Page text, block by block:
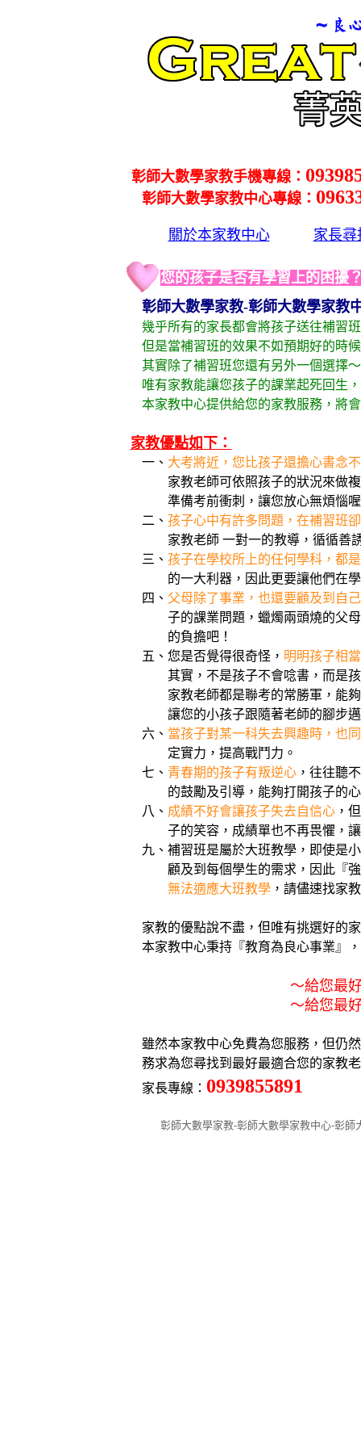
彰師大數學家教手機專線：
彰師大數學家教中心專線：
關於本家教中心 家長尋
您的孩子是否有學習上的困
彰師大數學家教-彰師大數學家教
幾乎所有的家長都會將孩子送往補習班
但是當補習班的效果不如預期好的時候
其實除了補習班您還有另外一個選擇～
唯有家教能讓您孩子的課業起死回生，
本家教中心提供給您的家教服務，將會
家教優點如下：
一、 大考將近，您比孩子還擔心書念
家教老師可依照孩子的狀況來做複習
準備考前衝刺，讓您放心無煩惱喔
二、 孩子心中有許多問題，在補習班
家教老師 一對一的教導，循循善誘
三、 孩子在學校所上的任何學科，都
的一大利器，因此更要讓他們在學生
四、 父母除了事業，也還要顧及到自
子的課業問題，蠟燭兩頭燒的父母們
的負擔吧！
五、您是否覺得很奇怪， 明明孩子相
其實，不是孩子不會唸書，而是孩
家教老師都是聯考的常勝軍，能夠分
讓您的小孩子跟隨著老師的腳步邁
六、 當孩子對某一科失去興趣時，也
定實力，提高戰鬥力。
七、 青春期的孩子有叛逆心，往往聽
的鼓勵及引導，能夠打開孩子的心房
八、 成績不好會讓孩子失去自信心，
子的笑容，成績單也不再畏懼，讓家
九、補習班是屬於大班教學，即使是小
顧及到每個學生的需求，因此『強者
無法適應大班教學，請儘速找家
家教的優點說不盡，但唯有挑選好的家
本家教中心秉持『教育為良心事業』，
～給您最好的老師，
～給您最好的服務，
雖然本家教中心免費為您服務，但仍然
務求為您尋找到最好最適合您的家教
家長專線： 0939855891
彰師大數學家教-彰師大數學家教中心-彰